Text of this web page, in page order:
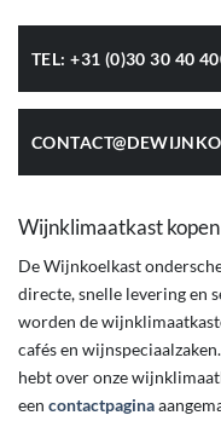
TEL: +31 (0)30 30 40
Wijnklimaatkast
De Wijnkoelkast
directe, snelle levering en
worden de
cafés en
hebt over onze
een contactpagina